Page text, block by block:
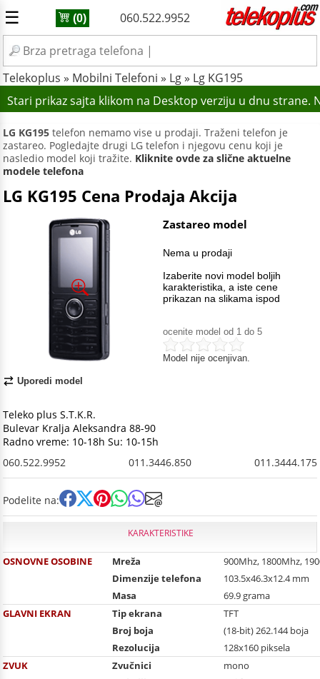
☰ (0) 060.522.9952
Telekoplus » Mobilni Telefoni » Lg» Lg KG195
Stari prikaz sajta klikom na Desktop verziju u dnu
LG KG195 telefon nemamo vise u prodaji. Traženi telefon je
zastareo. Pogledajte drugi LG telefon i njegovu cenu koji je
nasledio model koji tražite. Kliknite ovde za slične aktuelne
modele telefona
LG KG195 Cena Prodaja Akcija
Uporedi model
Zastareo model
Nema u prodaji
Izaberite novi model boljih
karakteristika, a iste cene
prikazan na slikama ispod
ocenite model od 1 do 5
Model nije ocenjivan.
Teleko plus S.T.K.R.
Bulevar Kralja Aleksandra 88-90
Radno vreme: 10-18h Su: 10-15h
060.522.9952
011.3446.850 011.3444.175
Podelite na:
KARAKTERISTIKE
OSNOVNE OSOBINE Mreža
900Mhz, 1800Mhz,
Dimenzije telefona
103.5x46.3x12.4 mm
Masa
69.9 grama
GLAVNI EKRAN
Tip ekrana
TFT
Broj boja
(18-bit) 262.144 boja
Rezolucija
128x160 piksela
ZVUK
Zvučnici
mono